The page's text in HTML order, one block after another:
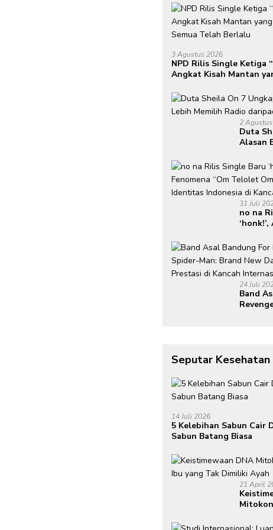
3 Agustus 2026
NPD Rilis Single Ketiga
Angkat Kisah Mantan
2
Duta
Alasan
Podcast
31 Juli
no na
Global
24 Juli
Band
Seputar Kesehatan
14 Juli 2026
5 Kelebihan Sabun Cair
Sabun Batang Biasa
21 April